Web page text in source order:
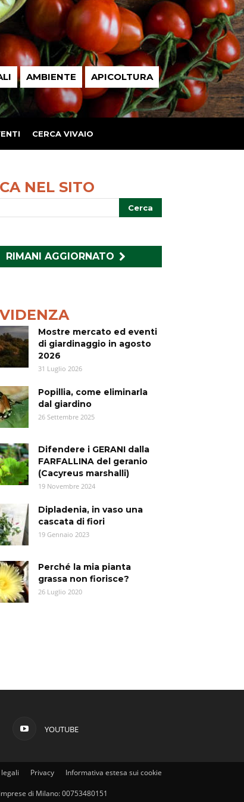
AMBIENTE APICOLTURA
CERCA VIVAIO
NEL SITO
RIMANI AGGIORNATO
Mostre mercato ed eventi
di giardinaggio in agosto
2026
31 Luglio 2026
Popillia, come eliminarla
dal giardino
26 Settembre 2025
Difendere i GERANI dalla
FARFALLINA del geranio
(Cacyreus marshalli)
19 Novembre 2024
Dipladenia, in vaso una
cascata di fiori
19 Gennaio 2023
Perché la mia pianta
grassa non fiorisce?
26 Luglio 2020
YOUTUBE
Privacy Informativa estesa sui cookie
di Milano: 00753480151